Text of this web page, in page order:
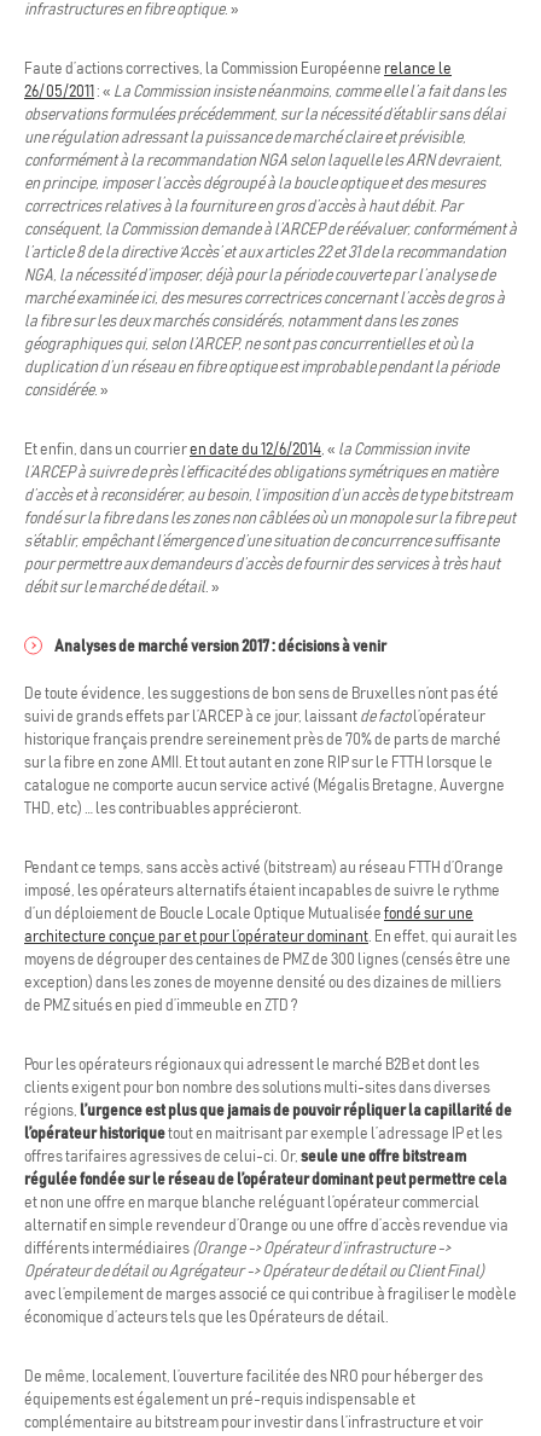
infrastructures en fibre optique. »
Faute d’actions correctives, la Commission Européenne relance le
26/05/2011 : « La Commission insiste néanmoins, comme elle l’a fait dans les
observations formulées précédemment, sur la nécessité d’établir sans délai
une régulation adressant la puissance de marché claire et prévisible,
conformément à la recommandation NGA selon laquelle les ARN devraient,
en principe, imposer l’accès dégroupé à la boucle optique et des mesures
correctrices relatives à la fourniture en gros d’accès à haut débit. Par
conséquent, la Commission demande à l’ARCEP de réévaluer, conformément à
l’article 8 de la directive ‘Accès’ et aux articles 22 et 31 de la recommandation
NGA, la nécessité d’imposer, déjà pour la période couverte par l’analyse de
marché examinée ici, des mesures correctrices concernant l’accès de gros à
la fibre sur les deux marchés considérés, notamment dans les zones
géographiques qui, selon l’ARCEP, ne sont pas concurrentielles et où la
duplication d’un réseau en fibre optique est improbable pendant la période
considérée. »
Et enfin, dans un courrieren date du 12/6/2014, « la Commission invite
l’ARCEP à suivre de près l’efficacité des obligations symétriques en matière
d’accès et à reconsidérer, au besoin, l’imposition d’un accès de type bitstream
fondé sur la fibre dans les zones non câblées où un monopole sur la fibre peut
s’établir, empêchant l’émergence d’une situation de concurrence suffisante
pour permettre aux demandeurs d’accès de fournir des services à très haut
débit sur le marché de détail. »
Analyses de marché version 2017 : décisions à venir
De toute évidence, les suggestions de bon sens de Bruxelles n’ont pas été
suivi de grands effets par l’ARCEP à ce jour, laissant de factol’opérateur
historique français prendre sereinement près de 70% de parts de marché
sur la fibre en zone AMII. Et tout autant en zone RIP sur le FTTH lorsque le
catalogue ne comporte aucun service activé (Mégalis Bretagne, Auvergne
THD, etc) … les contribuables apprécieront.
Pendant ce temps, sans accès activé (bitstream) au réseau FTTH d’Orange
imposé, les opérateurs alternatifs étaient incapables de suivre le rythme
d’un déploiement de Boucle Locale Optique Mutualisée fondé sur une
architecture conçue par et pour l’opérateur dominant. En effet, qui aurait les
moyens de dégrouper des centaines de PMZ de 300 lignes (censés être une
exception) dans les zones de moyenne densité ou des dizaines de milliers
de PMZ situés en pied d’immeuble en ZTD ?
Pour les opérateurs régionaux qui adressent le marché B2B et dont les
clients exigent pour bon nombre des solutions multi-sites dans diverses
régions, l’urgence est plus que jamais de pouvoir répliquer la capillarité de
l’opérateur historiquetout en maitrisant par exemple l’adressage IP et les
offres tarifaires agressives de celui-ci. Or, seule une offre bitstream
régulée fondée sur le réseau de l’opérateur dominant peut permettre cela
et non une offre en marque blanche reléguant l’opérateur commercial
alternatif en simple revendeur d’Orange ou une offre d’accès revendue via
différents intermédiaires (Orange -> Opérateur d’infrastructure ->
Opérateur de détail ou Agrégateur -> Opérateur de détail ou Client Final)
avec l’empilement de marges associé ce qui contribue à fragiliser le modèle
économique d’acteurs tels que les Opérateurs de détail.
De même, localement, l’ouverture facilitée des NRO pour héberger des
équipements est également un pré-requis indispensable et
complémentaire au bitstream pour investir dans l’infrastructure et voir